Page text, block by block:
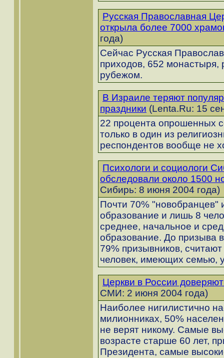
Русская Православная
открыла более 7000
года)
Сейчас Русская
приходов, 652 монастыря,
рубежом.
В Израиле теряют
праздники (Lenta.Ru: 15
22 процента опрошенных
только в один из
респондентов вообще не
Психологи и социологи
обследовали около 1500
Сибирь: 8 июня 2004 года)
Почти 70%
образование и лишь 8
среднее, начальное и
образование. До призыва
79% призывников,
человек, имеющих семью,
Церкви в России
СМИ: 2 июня 2004 года)
Наиболее нигилистично
милионниках, 50%
не верят никому. Самые
возрасте старше 60 лет,
Президента, самые